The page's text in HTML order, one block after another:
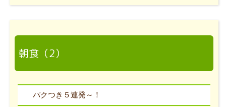
朝食（2）
パクつき５連発～！